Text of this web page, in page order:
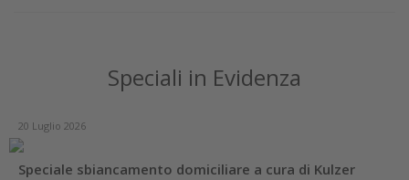
Speciali in Evidenza
20 Luglio 2026
Speciale sbiancamento domiciliare a cura di Kulzer